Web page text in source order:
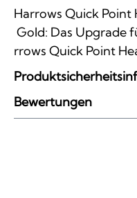
Harrows Quick
Gold: Das Upgrade
rrows Quick Point
Bewertungen